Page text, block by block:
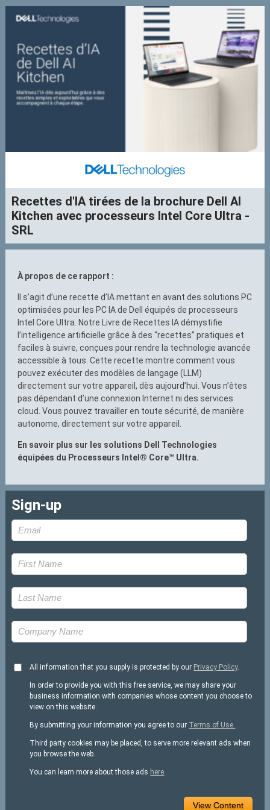
Recettes d'IA tirées de la brochure Dell AI
Kitchen avec processeurs Intel Core Ultra -
SRL
À propos de ce rapport :
Il s’agit d’une recette d’IA mettant en avant des solutions PC
optimisées pour les PC IA de Dell équipés de processeurs
Intel Core Ultra. Notre Livre de Recettes IA démystifie
l’intelligence artificielle grâce à des “recettes” pratiques et
faciles à suivre, conçues pour rendre la technologie avancée
accessible à tous. Cette recette montre comment vous
pouvez exécuter des modèles de langage (LLM)
directement sur votre appareil, dès aujourd’hui. Vous n’êtes
pas dépendant d’une connexion Internet ni des services
cloud. Vous pouvez travailler en toute sécurité, de manière
autonome, directement sur votre appareil.
En savoir plus sur les solutions Dell Technologies
équipées du Processeurs Intel® Core™ Ultra.
Sign-up
All information that you supply is protected by our Privacy Policy.
In order to provide you with this free service, we may share your
business information with companies whose content you choose to
view on this website.
By submitting your information you agree to our Terms of Use.
Third party cookies may be placed, to serve more relevant ads when
you browse the web.
You can learn more about those ads here
View Content